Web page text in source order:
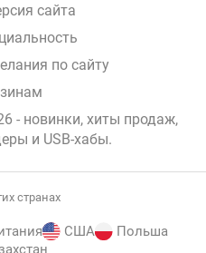
сайта
по сайту
- новинки, хиты продаж,
и USB-хабы.
странах
США
Польша